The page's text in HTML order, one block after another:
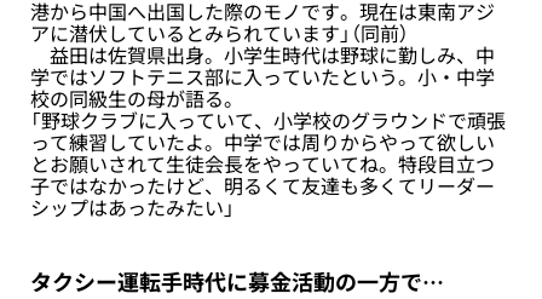
港から中国へ出国した際のモノです。現在は東南アジ
アに潜伏しているとみられています」（同前）
益田は佐賀県出身。小学生時代は野球に勤しみ、中
学ではソフトテニス部に入っていたという。小・中学
校の同級生の母が語る。
「野球クラブに入っていて、小学校のグラウンドで頑張
って練習していたよ。中学では周りからやって欲しい
とお願いされて生徒会長をやっていてね。特段目立つ
子ではなかったけど、明るくて友達も多くてリーダー
シップはあったみたい」
タクシー運転手時代に募金活動の一方で…